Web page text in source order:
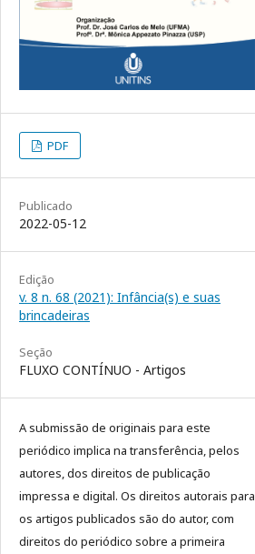
PDF
Publicado
2022-05-12
Edição
v. 8 n. 68 (2021): Infância(s) e suas
brincadeiras
Seção
FLUXO CONTÍNUO - Artigos
A submissão de originais para este
periódico implica na transferência, pelos
autores, dos direitos de publicação
impressa e digital. Os direitos autorais para
os artigos publicados são do autor, com
direitos do periódico sobre a primeira